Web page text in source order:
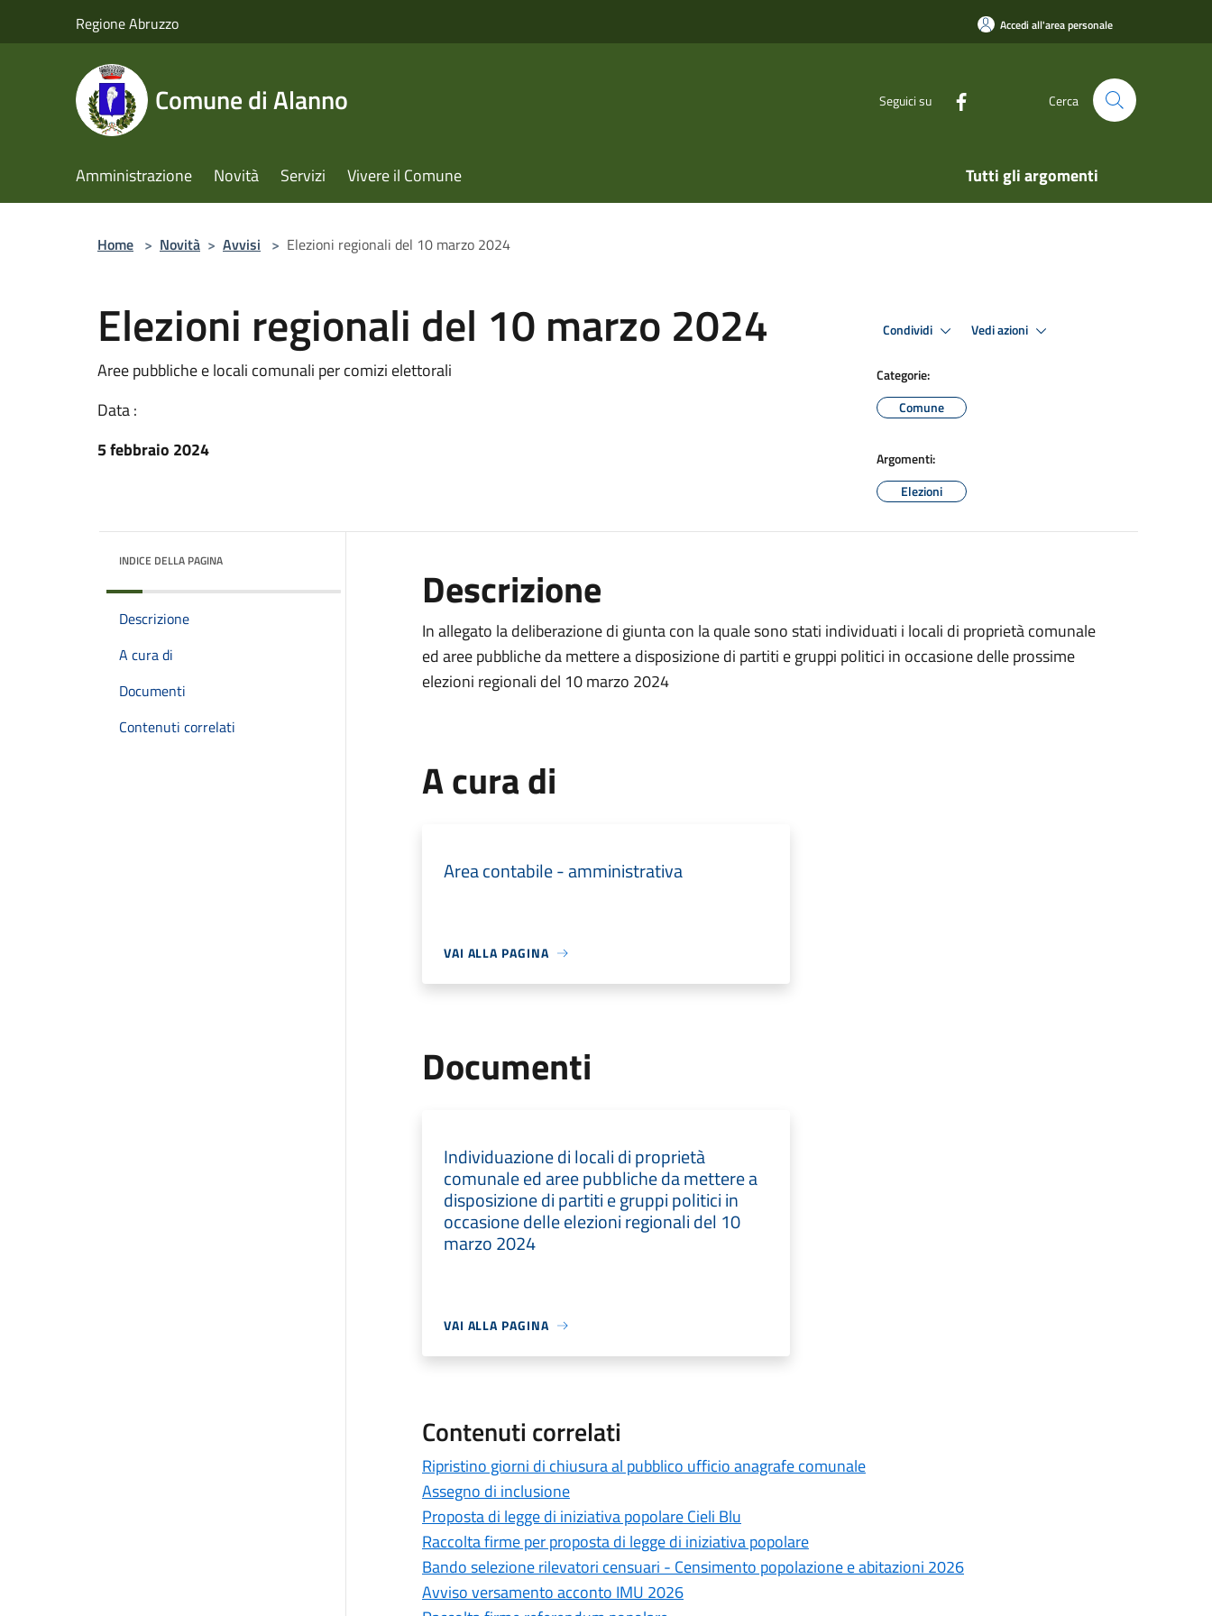
Regione Abruzzo Accedi all'area personale
Comune di Alanno Seguici su Cerca
Amministrazione Novità Servizi Vivere il Comune Tutti gli argomenti
Home > Novità > Avvisi > Elezioni regionali del 10 marzo 2024
Elezioni regionali del 10 marzo 2024
Aree pubbliche e locali comunali per comizi elettorali
Data :
5 febbraio 2024
Condividi Vedi azioni
Categorie:
Comune
Argomenti:
Elezioni
INDICE DELLA PAGINA
Descrizione
A cura di
Documenti
Contenuti correlati
Descrizione
In allegato la deliberazione di giunta con la quale sono stati individuati i locali di proprietà comunale
ed aree pubbliche da mettere a disposizione di partiti e gruppi politici in occasione delle prossime
elezioni regionali del 10 marzo 2024
A cura di
Area contabile - amministrativa
VAI ALLA PAGINA
Documenti
Individuazione di locali di proprietà
comunale ed aree pubbliche da mettere a
disposizione di partiti e gruppi politici in
occasione delle elezioni regionali del 10
marzo 2024
VAI ALLA PAGINA
Contenuti correlati
Ripristino giorni di chiusura al pubblico ufficio anagrafe comunale
Assegno di inclusione
Proposta di legge di iniziativa popolare Cieli Blu
Raccolta firme per proposta di legge di iniziativa popolare
Bando selezione rilevatori censuari - Censimento popolazione e abitazioni 2026
Avviso versamento acconto IMU 2026